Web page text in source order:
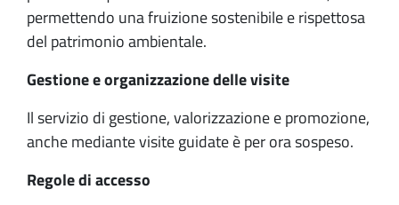
permettendo una fruizione sostenibile e rispettosa
del patrimonio ambientale.
Gestione e organizzazione delle visite
Il servizio di gestione, valorizzazione e promozione,
anche mediante visite guidate è per ora sospeso.
Regole di accesso